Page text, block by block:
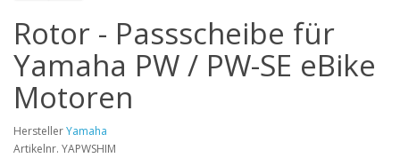
Rotor - Passscheibe für
Yamaha PW / PW-SE eBike
Motoren
HerstellerYamaha
Artikelnr. YAPWSHIM